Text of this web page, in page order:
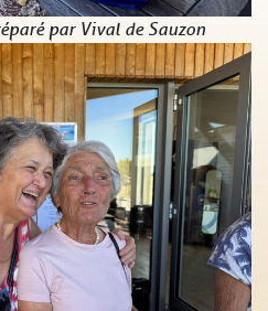
par Vival de Sauzon